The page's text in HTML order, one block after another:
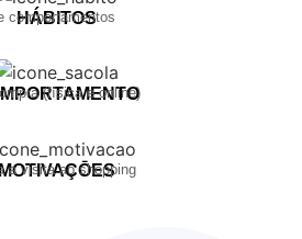
HÁBITOS
comportamentos
(física e online)
a visita ao shopping